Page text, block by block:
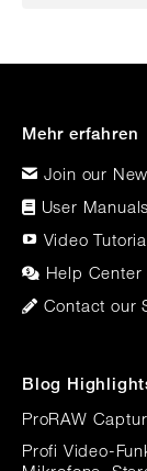
Mehr erfahren
Join our
User Manuals
Video
Help Center
Contact our
Blog
ProRAW
Profi Video-